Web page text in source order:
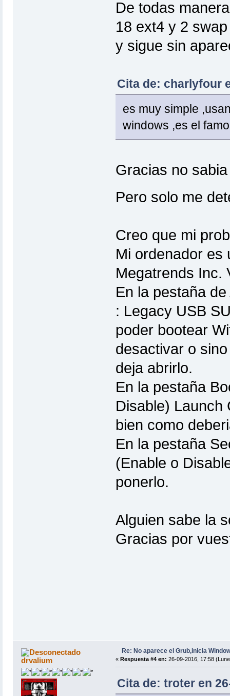
De todas
18 ext4 y 2 swap
y sigue sin
Cita de: charlyfour
es muy simple
windows ,es el
Gracias no
Pero solo me
Creo que mi
Mi ordenador es
Megatrends Inc.
En la pestaña
: Legacy USB
poder bootear
desactivar o
deja abrirlo.
En la pestaña
Disable) Launch
bien como
En la pestaña
(Enable o
ponerlo.
Alguien sabe la
Gracias por
drvalium
Re: No aparece el Grub,inicia
« Respuesta #4 en: 26-09-2016, 17:58
Cita de: troter en